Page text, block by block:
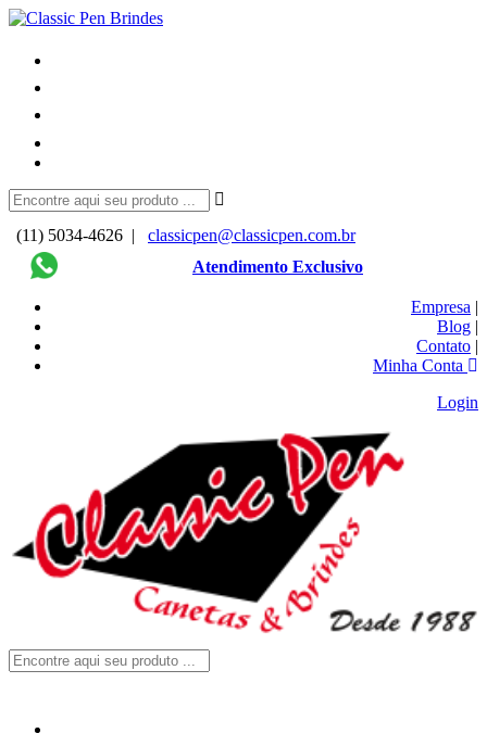
(11) 5034-4626 |
classicpen@classicpen.com.br
Atendimento Exclusivo
Empresa |
Blog |
Contato |
Minha Conta
Login